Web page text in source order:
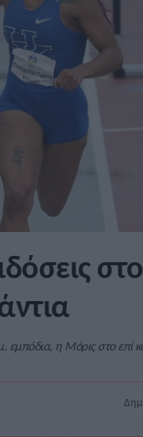
εμπόδια, η Μόρις στο επί